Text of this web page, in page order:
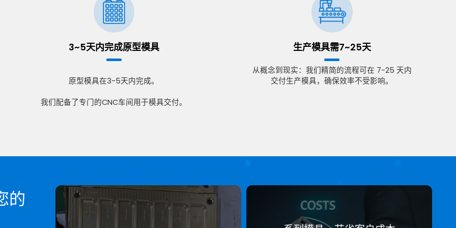
3~5天内完成原型模具
原型模具在3-5天内完成。
我们配备了专门的CNC车间用于模具交付。
生产模具需7~25天
从概念到现实：我们精简的流程可在 7-25 天内
交付生产模具，确保效率不受影响。
的